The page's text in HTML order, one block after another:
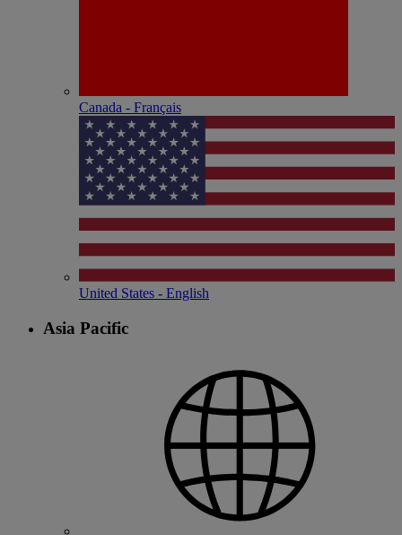
Canada - Français
United States - English
Asia Pacific